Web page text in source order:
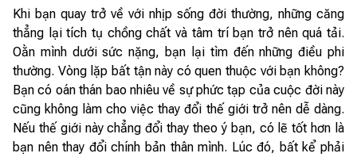
Khi bạn quay trở về với nhịp sống đời thường, những căng
thẳng lại tích tụ chồng chất và tâm trí bạn trở nên quá tải.
Oằn mình dưới sức nặng, bạn lại tìm đến những điều phi
thường. Vòng lặp bất tận này có quen thuộc với bạn không?
Bạn có oán thán bao nhiêu về sự phức tạp của cuộc đời này
cũng không làm cho việc thay đổi thế giới trở nên dễ dàng.
Nếu thế giới này chẳng đổi thay theo ý bạn, có lẽ tốt hơn là
bạn nên thay đổi chính bản thân mình. Lúc đó, bất kể phải